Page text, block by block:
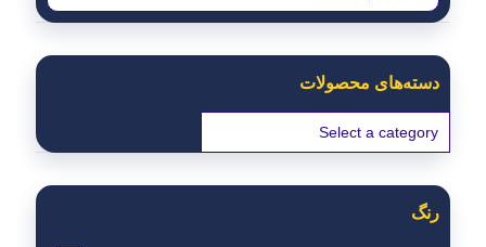
دسته‌های محصولات
رنگ